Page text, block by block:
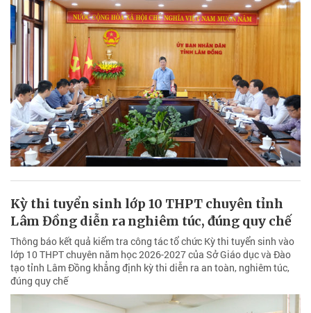
Kỳ thi tuyển sinh lớp 10 THPT chuyên tỉnh
Lâm Đồng diễn ra nghiêm túc, đúng quy chế
Thông báo kết quả kiểm tra công tác tổ chức Kỳ thi tuyển sinh vào
lớp 10 THPT chuyên năm học 2026-2027 của Sở Giáo dục và Đào
tạo tỉnh Lâm Đồng khẳng định kỳ thi diễn ra an toàn, nghiêm túc,
đúng quy chế